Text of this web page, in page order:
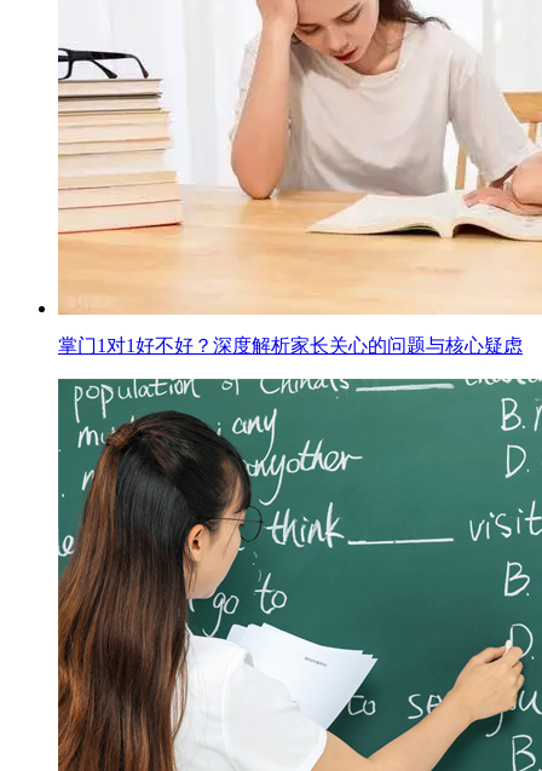
掌门1对1好不好？深度解析家长关心的问题与核心疑虑